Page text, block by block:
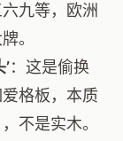
九等，欧洲
。
：这是偷换
格板，本质
不是实木。